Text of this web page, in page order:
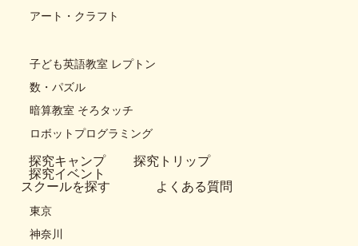
アート・クラフト
子ども英語教室 レプトン
数・パズル
暗算教室 そろタッチ
ロボットプログラミング
探究キャンプ
探究トリップ
探究イベント
スクールを探す
東京
神奈川
よくある質問